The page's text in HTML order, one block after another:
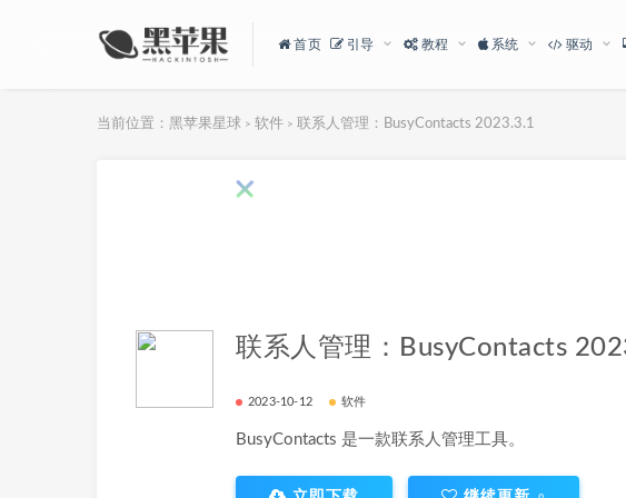
首页 引导 教程 系统 驱动
当前位置： 黑苹果星球 > 软件 > 联系人管理：BusyContacts 2023.3.1
联系人管理：BusyContacts
2023-10-12 软件
BusyContacts 是一款联系人管理工具。